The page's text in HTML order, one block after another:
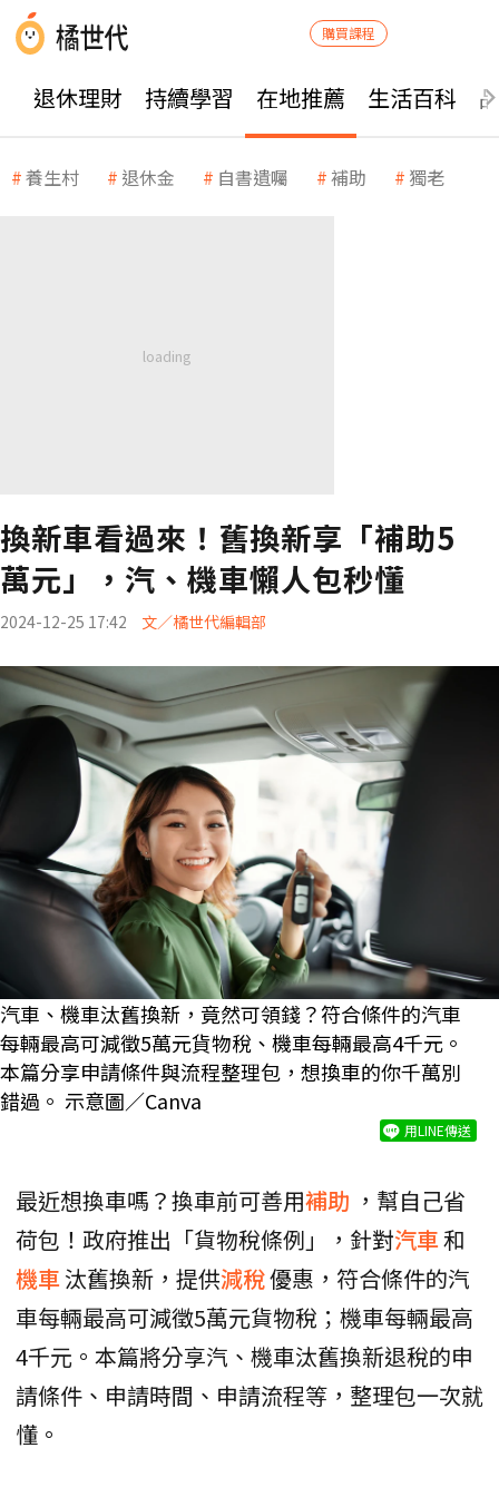
購買課程
退休理財 持續學習 在地推薦 生活百科
養生村 退休金 自書遺囑 補助 獨老
換新車看過來！舊換新享「補助5
萬元」，汽、機車懶人包秒懂
2024-12-25 17:42 文／橘世代編輯部
汽車、機車汰舊換新，竟然可領錢？符合條件的汽車
每輛最高可減徵5萬元貨物稅、機車每輛最高4千元。
本篇分享申請條件與流程整理包，想換車的你千萬別
錯過。 示意圖／Canva
用LINE傳送
最近想換車嗎？換車前可善用補助 ，幫自己省
荷包！政府推出「貨物稅條例」，針對汽車和
機車汰舊換新，提供減稅優惠，符合條件的汽
車每輛最高可減徵5萬元貨物稅；機車每輛最高
4千元。本篇將分享汽、機車汰舊換新退稅的申
請條件、申請時間、申請流程等，整理包一次就
懂。